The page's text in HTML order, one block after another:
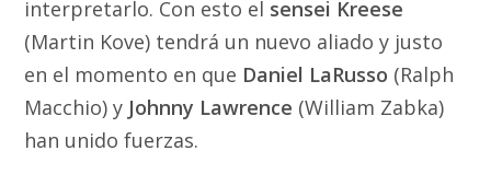
interpretarlo. Con esto el sensei Kreese
(Martin Kove) tendrá un nuevo aliado y justo
en el momento en que Daniel LaRusso (Ralph
Macchio) y Johnny Lawrence (William Zabka)
han unido fuerzas.